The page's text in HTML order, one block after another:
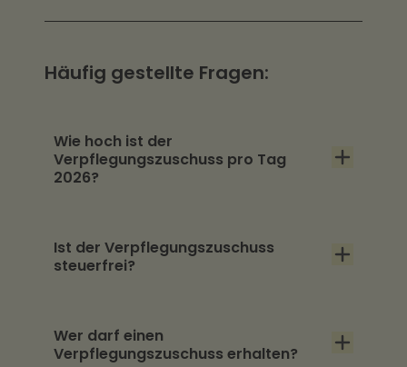
Häufig gestellte Fragen:
Wie hoch ist der
Verpflegungszuschuss pro Tag
2026?
4,57€ steuerlich als Sachbezugswert
Ist der Verpflegungszuschuss
steuerfrei?
Eigenanteil von mindestens 4,57 €
Wer darf einen
Verpflegungszuschuss erhalten?